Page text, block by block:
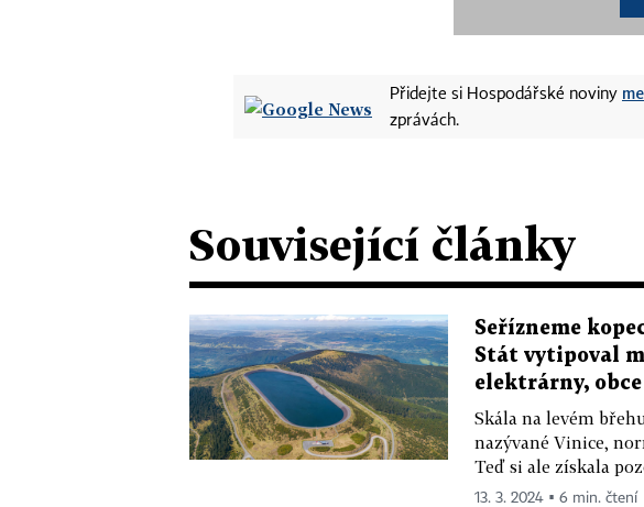
Přidejte si Hospodářské noviny
zprávách.
Související články
Seřízneme
Stát vytipoval
elektrárny,
Skála na levém
nazývané Vinice,
Teď si ale získala
13. 3. 2024 ▪ 6 min. čtení